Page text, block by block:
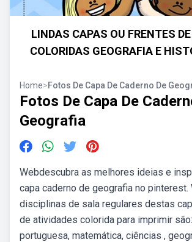
LINDAS CAPAS OU FRENTES
COLORIDAS GEOGRAFIA E
Home>Fotos De Capa De Caderno De
Fotos De Capa De
Geografia
Webdescubra as melhores ideias e
capa caderno de geografia no pinterest.
disciplinas de sala regulares destas
de atividades colorida para imprimir
portuguesa, matemática, ciências ,